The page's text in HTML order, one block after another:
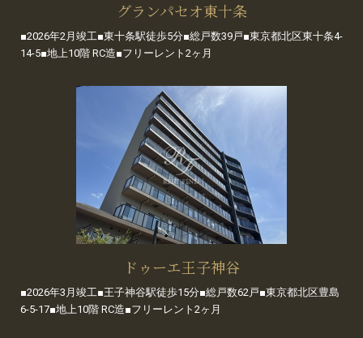
グランパセオ東十条
■2026年2月竣工■東十条駅徒歩5分■総戸数39戸■東京都北区東十条4-
14-5■地上10階 RC造■フリーレント2ヶ月
ドゥーエ王子神谷
■2026年3月竣工■王子神谷駅徒歩15分■総戸数62戸■東京都北区豊島
6-5-17■地上10階 RC造■フリーレント2ヶ月